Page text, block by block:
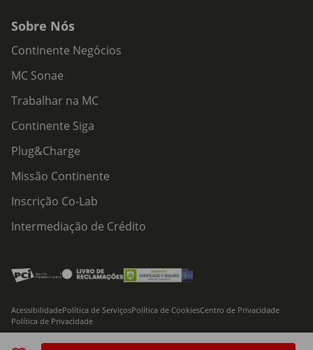
Sobre Nós
Continente Negócios
MC Sonae
Trabalhar na MC
Continente Siga
Plug&Charge
Missão Continente
Inscrição Co-Lab
Intermediação de Crédito
AcessibilidadePolítica de ServiçosPolítica de CookiesCentro de Privacidade
Política de Privacidade